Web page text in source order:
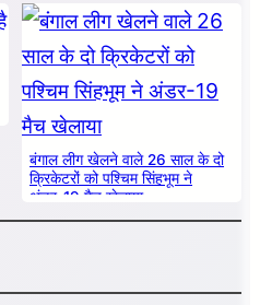
बंगाल लीग खेलने वाले 26 साल के दो
क्रिकेटरों को पश्चिम सिंहभूम ने
अंडर-19 मैच खेलाया